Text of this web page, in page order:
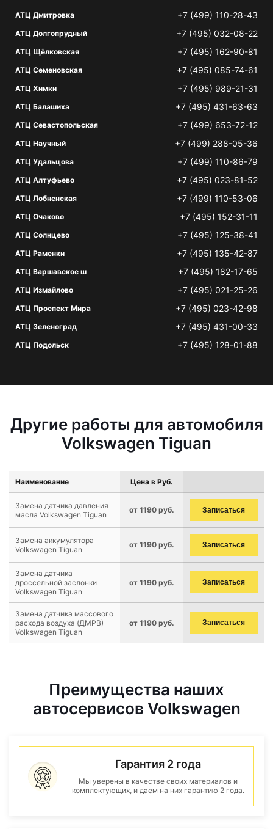
АТЦ Дмитровка +7 (499) 110-28-43
АТЦ Долгопрудный +7 (495) 032-08-22
АТЦ Щёлковская +7 (495) 162-90-81
АТЦ Семеновская +7 (495) 085-74-61
АТЦ Химки +7 (495) 989-21-31
АТЦ Балашиха +7 (495) 431-63-63
АТЦ Севастопольская +7 (499) 653-72-12
АТЦ Научный +7 (499) 288-05-36
АТЦ Удальцова +7 (499) 110-86-79
АТЦ Алтуфьево +7 (495) 023-81-52
АТЦ Лобненская +7 (499) 110-53-06
АТЦ Очаково +7 (495) 152-31-11
АТЦ Солнцево +7 (495) 125-38-41
АТЦ Раменки +7 (495) 135-42-87
АТЦ Варшавское ш +7 (495) 182-17-65
АТЦ Измайлово +7 (495) 021-25-26
АТЦ Проспект Мира +7 (495) 023-42-98
АТЦ Зеленоград +7 (495) 431-00-33
АТЦ Подольск +7 (495) 128-01-88
Другие работы для автомобиля
Volkswagen Tiguan
Наименование Цена в Руб.
Замена датчика давления
масла Volkswagen Tiguan
от 1190 руб. Записаться
Замена аккумулятора
Volkswagen Tiguan
от 1190 руб. Записаться
Замена датчика
дроссельной заслонки
Volkswagen Tiguan
от 1190 руб. Записаться
Замена датчика массового
расхода воздуха (ДМРВ)
Volkswagen Tiguan
от 1190 руб. Записаться
Преимущества наших
автосервисов Volkswagen
Гарантия 2 года
Мы уверены в качестве своих материалов и
комплектующих, и даем на них гарантию 2 года.